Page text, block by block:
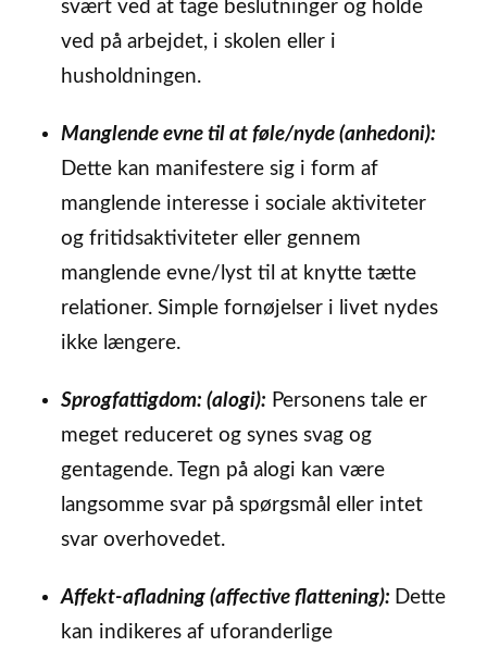
svært ved at tage beslutninger og holde
ved på arbejdet, i skolen eller i
husholdningen.
Manglende evne til at føle/nyde (anhedoni):
Dette kan manifestere sig i form af
manglende interesse i sociale aktiviteter
og fritidsaktiviteter eller gennem
manglende evne/lyst til at knytte tætte
relationer. Simple fornøjelser i livet nydes
ikke længere.
Sprogfattigdom: (alogi): Personens tale er
meget reduceret og synes svag og
gentagende. Tegn på alogi kan være
langsomme svar på spørgsmål eller intet
svar overhovedet.
Affekt-afladning (affective flattening): Dette
kan indikeres af uforanderlige